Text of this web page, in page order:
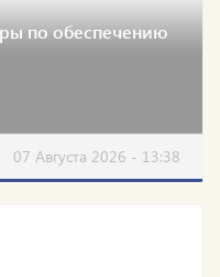
по обеспечению
07 Августа 2026 - 13:38